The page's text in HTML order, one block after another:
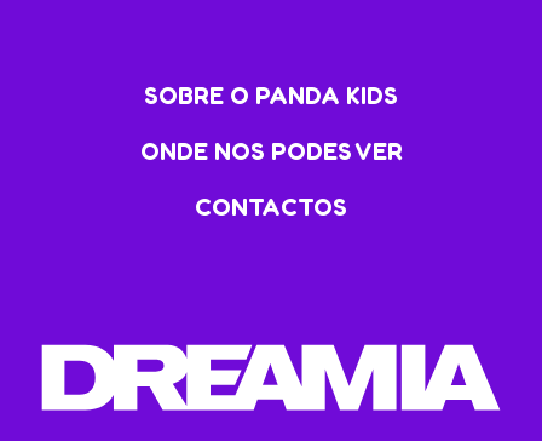
SOBRE O PANDA KIDS
ONDE NOS PODES VER
CONTACTOS